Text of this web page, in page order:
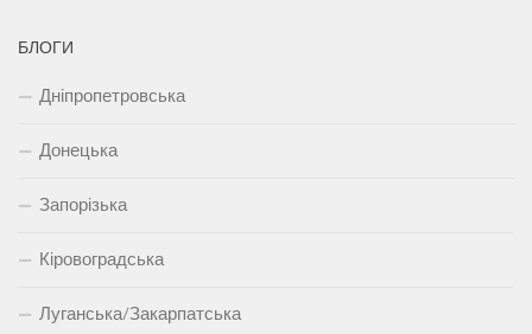
БЛОГИ
Дніпропетровська
Донецька
Запорізька
Кіровоградська
Луганська/Закарпатська